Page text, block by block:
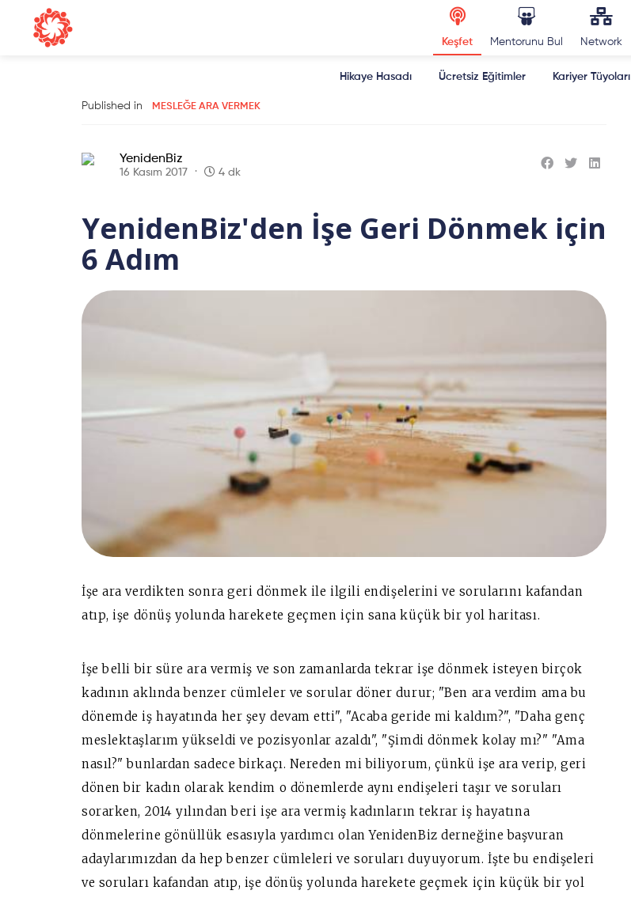
Keşfet Mentorunu Bul Network
Hikaye Hasadı Ücretsiz Eğitimler Kariyer Tüyoları
Published in MESLEĞE ARA VERMEK
YenidenBiz
16 Kasım 2017 4 dk
YenidenBiz'den İşe Geri Dönmek için
6 Adım
İşe ara verdikten sonra geri dönmek ile ilgili endişelerini ve sorularını kafandan
atıp, işe dönüş yolunda harekete geçmen için sana küçük bir yol haritası.
İşe belli bir süre ara vermiş ve son zamanlarda tekrar işe dönmek isteyen birçok
kadının aklında benzer cümleler ve sorular döner durur; "Ben ara verdim ama bu
dönemde iş hayatında her şey devam etti", "Acaba geride mi kaldım?", "Daha genç
meslektaşlarım yükseldi ve pozisyonlar azaldı", "Şimdi dönmek kolay mı?" "Ama
nasıl?" bunlardan sadece birkaçı. Nereden mi biliyorum, çünkü işe ara verip, geri
dönen bir kadın olarak kendim o dönemlerde aynı endişeleri taşır ve soruları
sorarken, 2014 yılından beri işe ara vermiş kadınların tekrar iş hayatına
dönmelerine gönüllük esasıyla yardımcı olan YenidenBiz derneğine başvuran
adaylarımızdan da hep benzer cümleleri ve soruları duyuyorum. İşte bu endişeleri
ve soruları kafandan atıp, işe dönüş yolunda harekete geçmek için küçük bir yol